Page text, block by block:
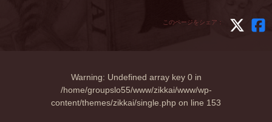
このページをシェア：
Warning: Undefined array key 0 in
/home/groupslo55/www/zikkai/www/wp-
content/themes/zikkai/single.php on line 153